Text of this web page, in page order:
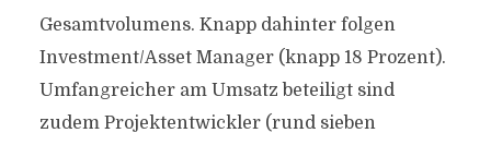
Gesamtvolumens. Knapp dahinter folgen
Investment/Asset Manager (knapp 18 Prozent).
Umfangreicher am Umsatz beteiligt sind
zudem Projektentwickler (rund sieben